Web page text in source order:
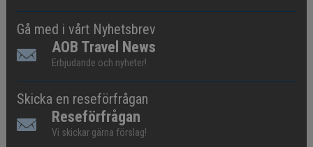
Gå med i vårt Nyhetsbrev
AOB Travel News
Erbjudande och nyheter!
Skicka en reseförfrågan
Reseförfrågan
Vi skickar gärna förslag!